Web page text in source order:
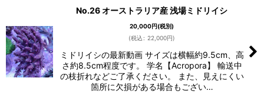
No.26 オーストラリア産 浅場ミドリイシ
20,000円(税別)
(税込 : 22,000円)
ミドリイシの最新動画 サイズは横幅約9.5cm、高
さ約8.5cm程度です。 学名【Acropora】 輸送中
の枝折れなどご了承ください。 また、見えにくい
箇所に欠損がある場合もござい…